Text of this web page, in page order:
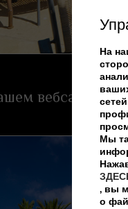
вебсайте вы
На
Мы
, вы
о